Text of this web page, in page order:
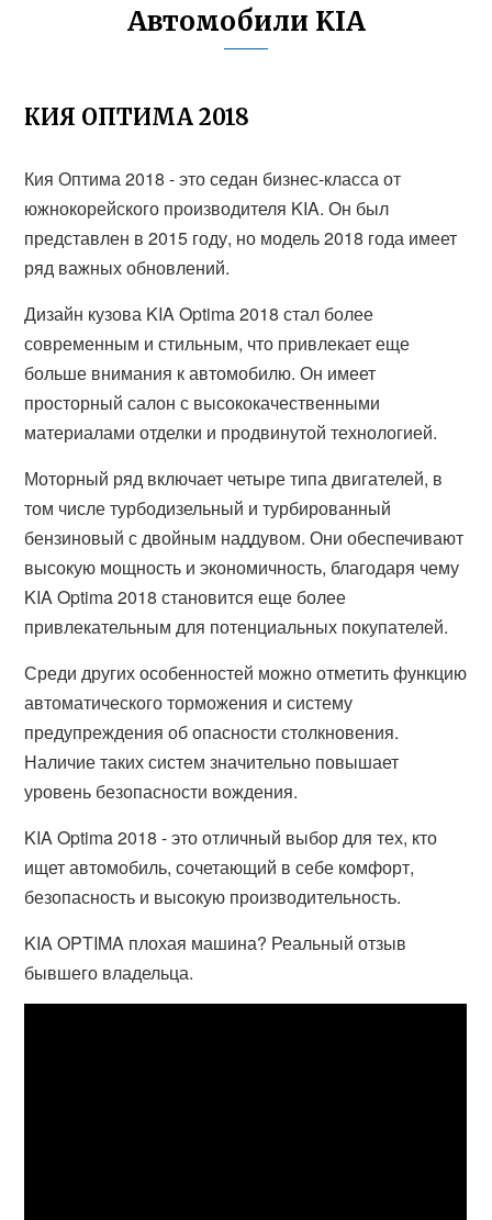
Автомобили KIA
КИЯ ОПТИМА 2018
Кия Оптима 2018 - это седан бизнес-класса от
южнокорейского производителя KIA. Он был
представлен в 2015 году, но модель 2018 года имеет
ряд важных обновлений.
Дизайн кузова KIA Optima 2018 стал более
современным и стильным, что привлекает еще
больше внимания к автомобилю. Он имеет
просторный салон с высококачественными
материалами отделки и продвинутой технологией.
Моторный ряд включает четыре типа двигателей, в
том числе турбодизельный и турбированный
бензиновый с двойным наддувом. Они обеспечивают
высокую мощность и экономичность, благодаря чему
KIA Optima 2018 становится еще более
привлекательным для потенциальных покупателей.
Среди других особенностей можно отметить функцию
автоматического торможения и систему
предупреждения об опасности столкновения.
Наличие таких систем значительно повышает
уровень безопасности вождения.
KIA Optima 2018 - это отличный выбор для тех, кто
ищет автомобиль, сочетающий в себе комфорт,
безопасность и высокую производительность.
KIA OPTIMA плохая машина? Реальный отзыв
бывшего владельца.